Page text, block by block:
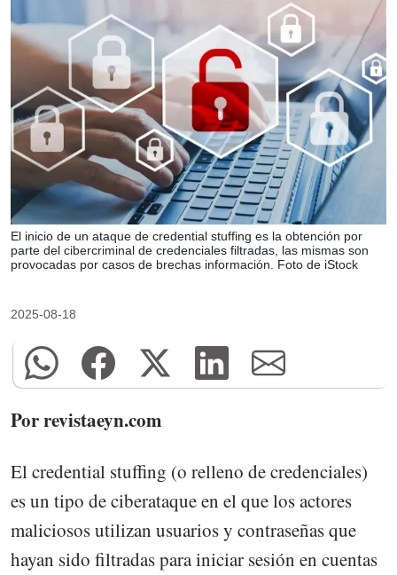
El inicio de un ataque de credential stuffing es la obtención por
parte del cibercriminal de credenciales filtradas, las mismas son
provocadas por casos de brechas información. Foto de iStock
2025-08-18
Por revistaeyn.com
El credential stuffing (o relleno de credenciales)
es un tipo de ciberataque en el que los actores
maliciosos utilizan usuarios y contraseñas que
hayan sido filtradas para iniciar sesión en cuentas